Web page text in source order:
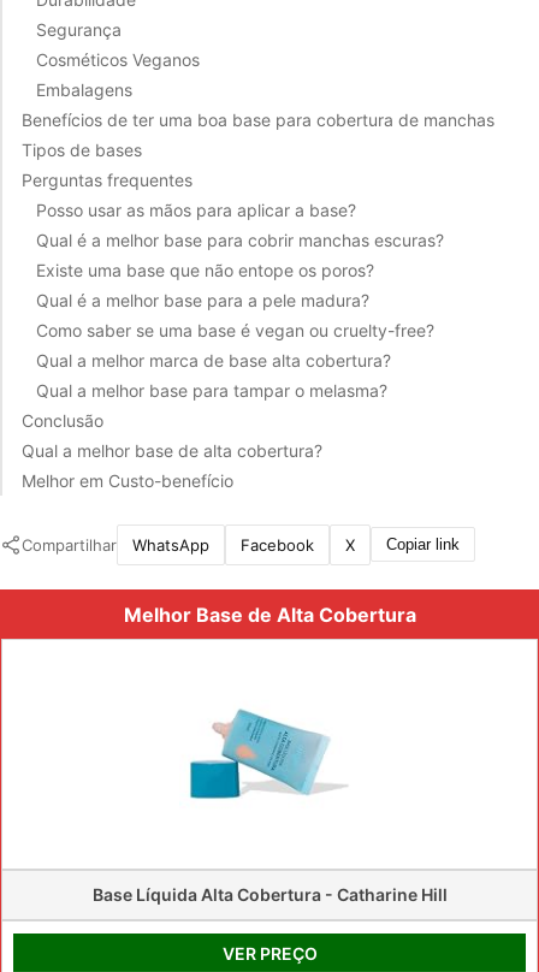
Segurança
Cosméticos Veganos
Embalagens
Benefícios de ter uma boa base para cobertura de manchas
Tipos de bases
Perguntas frequentes
Posso usar as mãos para aplicar a base?
Qual é a melhor base para cobrir manchas escuras?
Existe uma base que não entope os poros?
Qual é a melhor base para a pele madura?
Como saber se uma base é vegan ou cruelty-free?
Qual a melhor marca de base alta cobertura?
Qual a melhor base para tampar o melasma?
Conclusão
Qual a melhor base de alta cobertura?
Melhor em Custo-benefício
Compartilhar WhatsApp Facebook X Copiar link
Melhor Base de Alta Cobertura
Base Líquida Alta Cobertura - Catharine Hill
VER PREÇO